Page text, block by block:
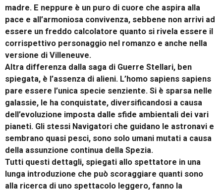
madre. E neppure è un puro di cuore che aspira alla
pace e all’armoniosa convivenza, sebbene non arrivi ad
essere un freddo calcolatore quanto si rivela essere il
corrispettivo personaggio nel romanzo e anche nella
versione di Villeneuve.
Altra differenza dalla saga di Guerre Stellari, ben
spiegata, è l’assenza di alieni. L’homo sapiens sapiens
pare essere l’unica specie senziente. Si è sparsa nelle
galassie, le ha conquistate, diversificandosi a causa
dell’evoluzione imposta dalle sfide ambientali dei vari
pianeti. Gli stessi Navigatori che guidano le astronavi e
sembrano quasi pesci, sono solo umani mutati a causa
della assunzione continua della Spezia.
Tutti questi dettagli, spiegati allo spettatore in una
lunga introduzione che può scoraggiare quanti sono
alla ricerca di uno spettacolo leggero, fanno la